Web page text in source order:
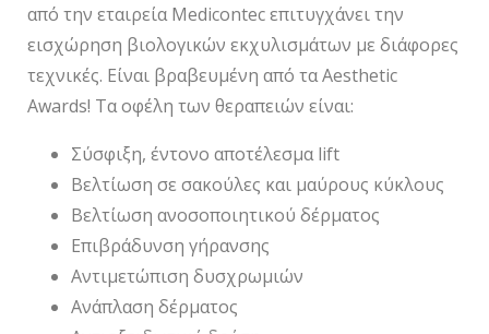
από την εταιρεία Medicontec επιτυγχάνει την
εισχώρηση βιολογικών εκχυλισμάτων με διάφορες
τεχνικές. Είναι βραβευμένη από τα Aesthetic
Awards! Τα οφέλη των θεραπειών είναι:
Σύσφιξη, έντονο αποτέλεσμα lift
Βελτίωση σε σακούλες και μαύρους κύκλους
Βελτίωση ανοσοποιητικού δέρματος
Επιβράδυνση γήρανσης
Αντιμετώπιση δυσχρωμιών
Ανάπλαση δέρματος